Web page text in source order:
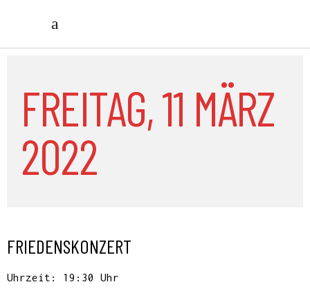
FREITAG, 11 MÄRZ
2022
FRIEDENSKONZERT
Uhrzeit: 19:30 Uhr